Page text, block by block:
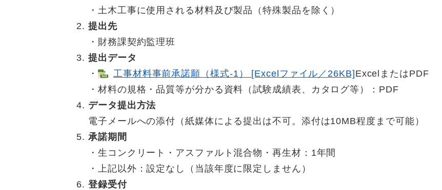
・土木工事に使用される材料及び製品（特殊製品を除く）
提出先
・財務課契約監理班
提出データ
・
工事材料事前承諾願（様式-1） [Excelファイル／26KB] ExcelまたはPDF
・材料の規格・品質等が分かる資料（試験成績表、カタログ等）：PDF
データ提出方法
電子メールへの添付（紙媒体による提出は不可。添付は10MB程度まで可能）
承諾期間
・生コンクリート・アスファルト混合物・再生材：1年間
・上記以外：設定なし（当該年度に限定しません）
登録受付